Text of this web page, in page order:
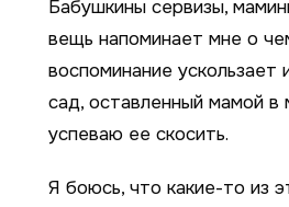
Бабушкины сервизы,
вещь напоминает мне о
воспоминание
сад, оставленный мамой в
успеваю ее скосить.
Я боюсь, что какие-то из